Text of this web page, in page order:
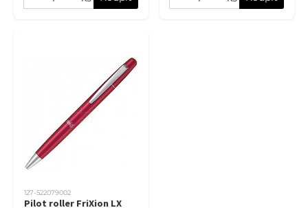
127-522079002
Pilot roller FriXion LX